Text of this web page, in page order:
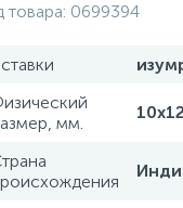
товара: 0699394
мм.
10х12